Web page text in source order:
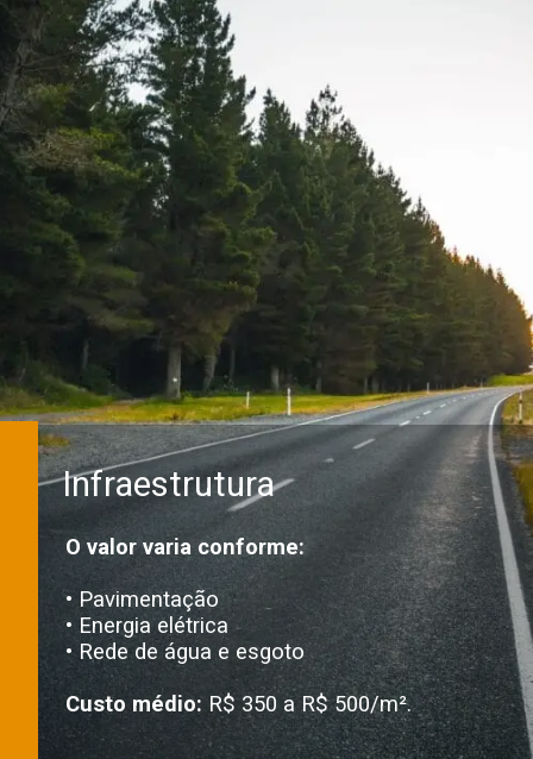
Infraestrutura
O valor varia conforme:
• Pavimentação
•Energia elétrica
• Rede de água e esgoto
Custo médio: R$ 350 a R$ 500/m².